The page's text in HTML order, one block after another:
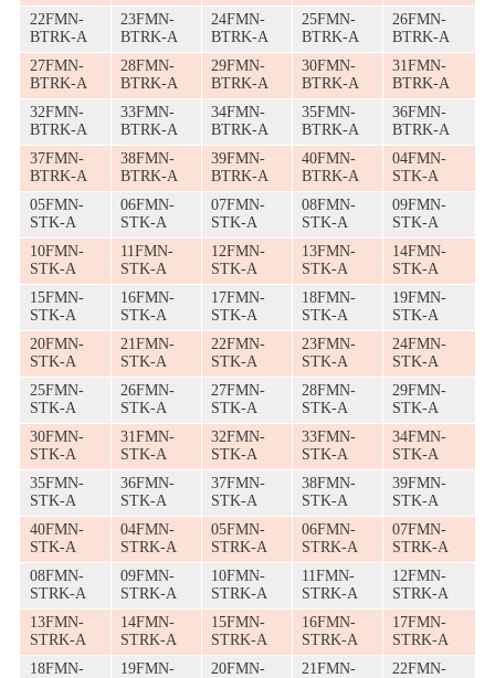
22FMN-
BTRK-A
23FMN-
BTRK-A
24FMN-
BTRK-A
25FMN-
BTRK-A
26FMN-
BTRK-A
27FMN-
BTRK-A
28FMN-
BTRK-A
29FMN-
BTRK-A
30FMN-
BTRK-A
31FMN-
BTRK-A
32FMN-
BTRK-A
33FMN-
BTRK-A
34FMN-
BTRK-A
35FMN-
BTRK-A
36FMN-
BTRK-A
37FMN-
BTRK-A
38FMN-
BTRK-A
39FMN-
BTRK-A
40FMN-
BTRK-A
04FMN-
STK-A
05FMN-
STK-A
06FMN-
STK-A
07FMN-
STK-A
08FMN-
STK-A
09FMN-
STK-A
10FMN-
STK-A
11FMN-
STK-A
12FMN-
STK-A
13FMN-
STK-A
14FMN-
STK-A
15FMN-
STK-A
16FMN-
STK-A
17FMN-
STK-A
18FMN-
STK-A
19FMN-
STK-A
20FMN-
STK-A
21FMN-
STK-A
22FMN-
STK-A
23FMN-
STK-A
24FMN-
STK-A
25FMN-
STK-A
26FMN-
STK-A
27FMN-
STK-A
28FMN-
STK-A
29FMN-
STK-A
30FMN-
STK-A
31FMN-
STK-A
32FMN-
STK-A
33FMN-
STK-A
34FMN-
STK-A
35FMN-
STK-A
36FMN-
STK-A
37FMN-
STK-A
38FMN-
STK-A
39FMN-
STK-A
40FMN-
STK-A
04FMN-
STRK-A
05FMN-
STRK-A
06FMN-
STRK-A
07FMN-
STRK-A
08FMN-
STRK-A
09FMN-
STRK-A
10FMN-
STRK-A
11FMN-
STRK-A
12FMN-
STRK-A
13FMN-
STRK-A
14FMN-
STRK-A
15FMN-
STRK-A
16FMN-
STRK-A
17FMN-
STRK-A
18FMN-
19FMN-
20FMN-
21FMN-
22FMN-